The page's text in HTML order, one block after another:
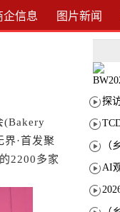
企信息 图片新闻
(Bakery
·首发聚
2200多家